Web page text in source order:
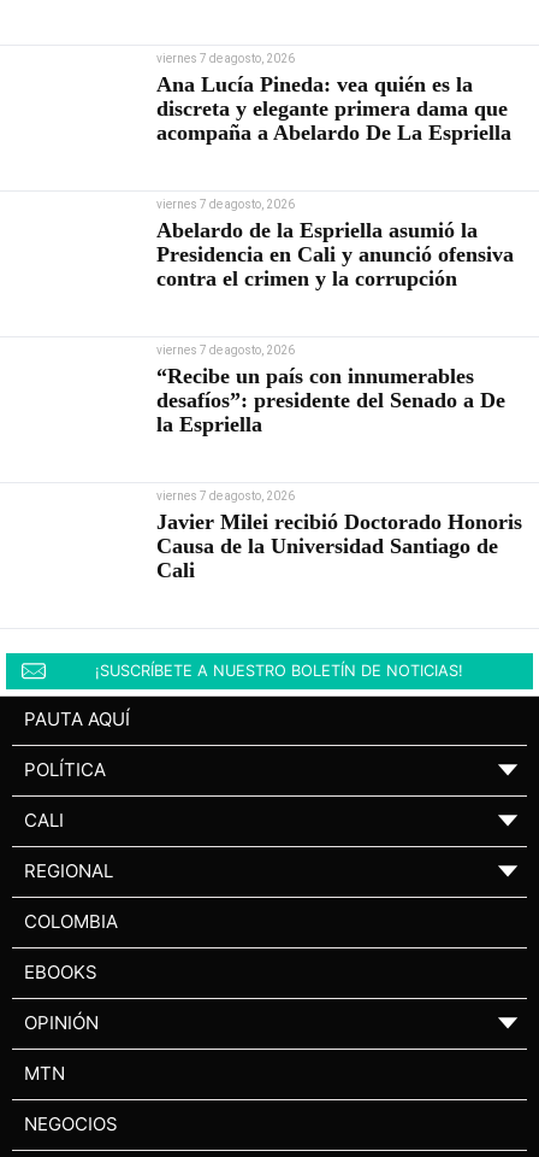
viernes 7 de agosto, 2026
Ana Lucía Pineda: vea quién es la
discreta y elegante primera dama que
acompaña a Abelardo De La Espriella
viernes 7 de agosto, 2026
Abelardo de la Espriella asumió la
Presidencia en Cali y anunció ofensiva
contra el crimen y la corrupción
viernes 7 de agosto, 2026
“Recibe un país con innumerables
desafíos”: presidente del Senado a De
la Espriella
viernes 7 de agosto, 2026
Javier Milei recibió Doctorado Honoris
Causa de la Universidad Santiago de
Cali
¡SUSCRÍBETE A NUESTRO BOLETÍN DE NOTICIAS!
PAUTA AQUÍ
POLÍTICA ▼
CALI ▼
REGIONAL ▼
COLOMBIA
EBOOKS
OPINIÓN ▼
MTN
NEGOCIOS